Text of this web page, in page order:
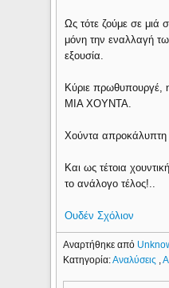
Ως τότε ζούμε σε μιά
μόνη την εναλλαγή
εξουσία.
Κύριε πρωθυπουργέ,
ΜΙΑ ΧΟΥΝΤΑ.
Χούντα απροκάλυπτη
Και ως τέτοια
το ανάλογο τέλος!..
Ουδέν Σχόλιον
Αναρτήθηκε από
Κατηγορία:Αναλύσεις ,